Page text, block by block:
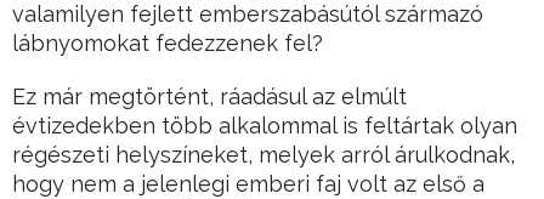
valamilyen fejlett emberszabásútól származó
lábnyomokat fedezzenek fel?
Ez már megtörtént, ráadásul az elmúlt
évtizedekben több alkalommal is feltártak olyan
régészeti helyszíneket, melyek arról árulkodnak,
hogy nem a jelenlegi emberi faj volt az első a